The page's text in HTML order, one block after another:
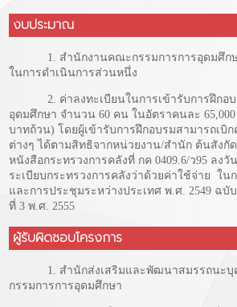
งบประมาณ
1. สำนักงานคณะกรรมการการอุดมศึกษ
ในการดำเนินการส่วนหนึ่ง
2. ค่าลงทะเบียนในการเข้ารับการฝึกอบ
อุดมศึกษา จำนวน 60 คน ในอัตราคนละ
บาทถ้วน) โดยผู้เข้ารับการฝึกอบรมสามารถเบิ
ต่างๆ ได้ตามสิทธิจากหน่วยงาน/สำนัก ต้นสังกั
หนังสือกระทรวงการคลังที่ กค 0409.6/ว95 ลงวั
ระเบียบกระทรวงการคลังว่าด้วยค่าใช้จ่าย ใน
และการประชุมระหว่างประเทศ พ.ศ. 2549 ฉบั
ที่ 3 พ.ศ. 2555
ผู้รับผิดชอบโครงการ
1. สำนักส่งเสริมและพัฒนาสมรรถนะบุค
กรรมการการอุดมศึกษา